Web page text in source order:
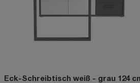
Eck-Schreibtisch weiß - grau 124